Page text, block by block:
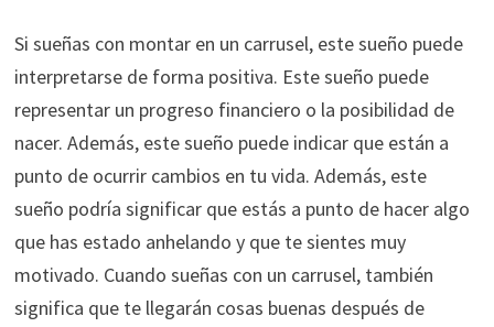
Si sueñas con montar en un carrusel, este sueño puede
interpretarse de forma positiva. Este sueño puede
representar un progreso financiero o la posibilidad de
nacer. Además, este sueño puede indicar que están a
punto de ocurrir cambios en tu vida. Además, este
sueño podría significar que estás a punto de hacer algo
que has estado anhelando y que te sientes muy
motivado. Cuando sueñas con un carrusel, también
significa que te llegarán cosas buenas después de